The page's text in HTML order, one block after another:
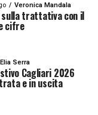
Veronica Mandala
sulla trattativa con il
cifre
Elia Serra
Cagliari 2026
e in uscita